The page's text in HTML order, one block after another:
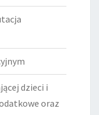
dzieci i
oraz